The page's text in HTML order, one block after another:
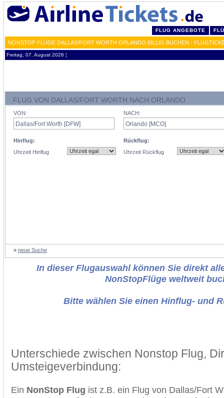
FLUG ANGEBOTE
NONSTOP FLÜGE DALLAS/FORT WORTH ORLANDO BILLIG BUCHEN -
Freitag, 07. August 2026 ¦
FLUG VON DALLAS/FORT WORTH NACH ORLANDO
VON:
Hinflug:
Uhrzeit Hinflug
NACH:
Rückflug:
Uhrzeit Rückflug
» neue Suche
In dieser Flugauswahl können Sie direkt
NonStopFlüge weltweit
Bitte wählen Sie einen Hinflug- und
Unterschiede zwischen Nonstop Flug,
Umsteigeverbindung:
Ein NonStop Flug ist z.B. ein Flug von Dallas/Fort